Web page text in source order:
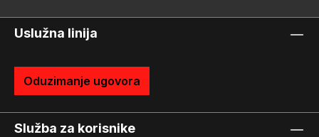
Uslužna linija
Oduzimanje ugovora
Služba za korisnike